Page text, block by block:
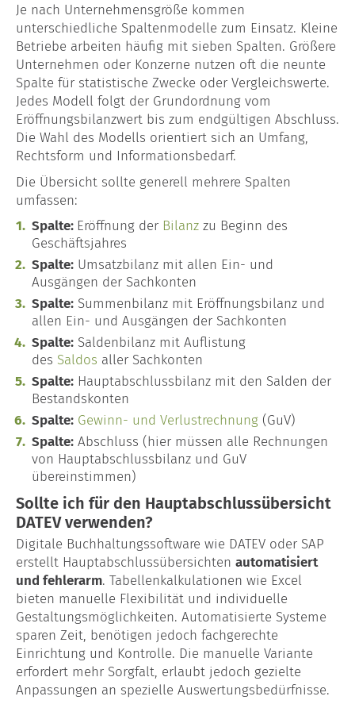
Je nach Unternehmensgröße kommen
unterschiedliche Spaltenmodelle zum Einsatz. Kleine
Betriebe arbeiten häufig mit sieben Spalten. Größere
Unternehmen oder Konzerne nutzen oft die neunte
Spalte für statistische Zwecke oder Vergleichswerte.
Jedes Modell folgt der Grundordnung vom
Eröffnungsbilanzwert bis zum endgültigen Abschluss.
Die Wahl des Modells orientiert sich an Umfang,
Rechtsform und Informationsbedarf.
Die Übersicht sollte generell mehrere Spalten
umfassen:
Spalte: Eröffnung der Bilanz zu Beginn des
Geschäftsjahres
Spalte: Umsatzbilanz mit allen Ein- und
Ausgängen der Sachkonten
Spalte: Summenbilanz mit Eröffnungsbilanz und
allen Ein- und Ausgängen der Sachkonten
Spalte: Saldenbilanz mit Auflistung
des Saldos aller Sachkonten
Spalte: Hauptabschlussbilanz mit den Salden der
Bestandskonten
Spalte: Gewinn- und Verlustrechnung (GuV)
Spalte: Abschluss (hier müssen alle Rechnungen
von Hauptabschlussbilanz und GuV
übereinstimmen)
Sollte ich für den Hauptabschlussübersicht
DATEV verwenden?
Digitale Buchhaltungssoftware wie DATEV oder SAP
erstellt Hauptabschlussübersichten automatisiert
und fehlerarm. Tabellenkalkulationen wie Excel
bieten manuelle Flexibilität und individuelle
Gestaltungsmöglichkeiten. Automatisierte Systeme
sparen Zeit, benötigen jedoch fachgerechte
Einrichtung und Kontrolle. Die manuelle Variante
erfordert mehr Sorgfalt, erlaubt jedoch gezielte
Anpassungen an spezielle Auswertungsbedürfnisse.